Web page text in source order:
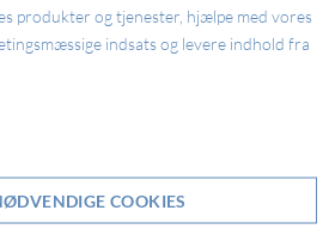
IF
produkter og tjenester, hjælpe med vores
indsats og levere indhold fra
COOKIES